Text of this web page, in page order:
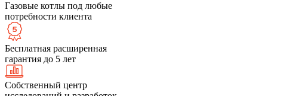
Газовые котлы под любые
потребности клиента
Бесплатная расширенная
гарантия до 5 лет
Собственный центр